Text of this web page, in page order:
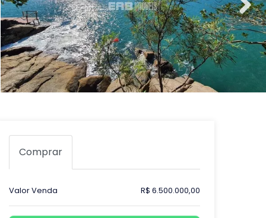
Comprar
Valor Venda R$ 6.500.000,00